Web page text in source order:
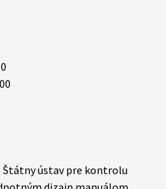
ústav pre kontrolu